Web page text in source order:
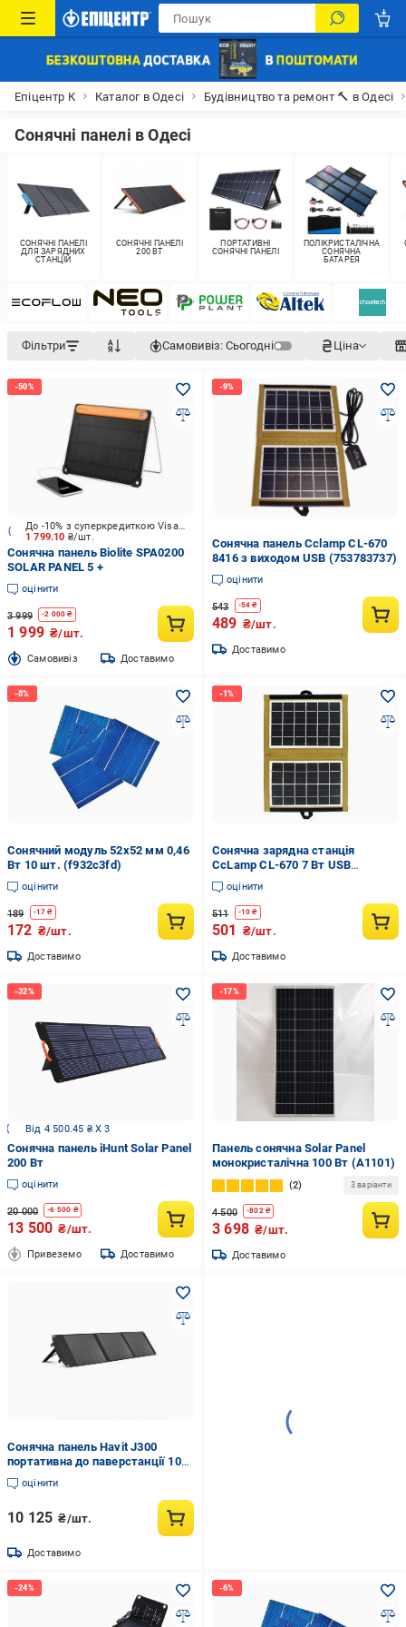
Епіцентр К Каталог в Одесі Будівництво та ремонт 🔨 в Одесі
Сонячні панелі в Одесі
СОНЯЧНІ ПАНЕЛІ
ДЛЯ ЗАРЯДНИХ
СТАНЦІЙ
СОНЯЧНІ ПАНЕЛІ
200 ВТ
ПОРТАТИВНІ
СОНЯЧНІ ПАНЕЛІ
ПОЛІКРИСТАЛІЧНА
СОНЯЧНА
БАТАРЕЯ
Фільтри Самовивіз: Сьогодні Ціна
1 799.10 ₴/шт.
До -10% з суперкредиткою Visa Вигода
Сонячна панель Biolite SPA0200
SOLAR PANEL 5 +
оцінити
3 999 -2 000 ₴
1 999 ₴/шт.
Cамовивіз Доставимо
Сонячна панель Cclamp CL-670
8416 з виходом USB (753783737)
оцінити
543 -54 ₴
489 ₴/шт.
Доставимо
Сонячний модуль 52х52 мм 0,46
Вт 10 шт. (f932c3fd)
оцінити
189 -17 ₴
172 ₴/шт.
Доставимо
Сонячна зарядна станція
CcLamp CL-670 7 Вт USB
(9614539)
оцінити
511 -10 ₴
501 ₴/шт.
Доставимо
Від 4 500.45 ₴ X 3
Сонячна панель iHunt Solar Panel
200 Вт
оцінити
20 000 -6 500 ₴
13 500 ₴/шт.
Привеземо Доставимо
Панель сонячна Solar Panel
монокристалічна 100 Вт (A1101)
2 3 варіанти
4 500 -802₴
3 698 ₴/шт.
Доставимо
Сонячна панель Havit J300
портативна до паверстанції 100
W (11485665)
оцінити
10 125 ₴/шт.
Доставимо